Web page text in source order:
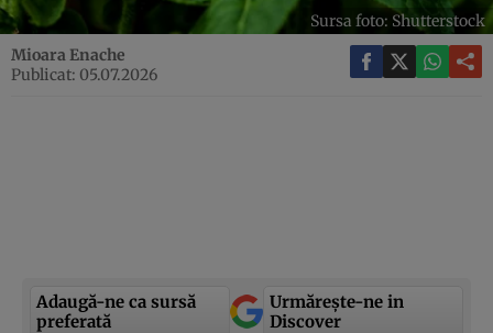
Sursa foto: Shutterstock
Mioara Enache
Publicat: 05.07.2026
Adaugă-ne ca sursă
preferată
Urmărește-ne in
Discover